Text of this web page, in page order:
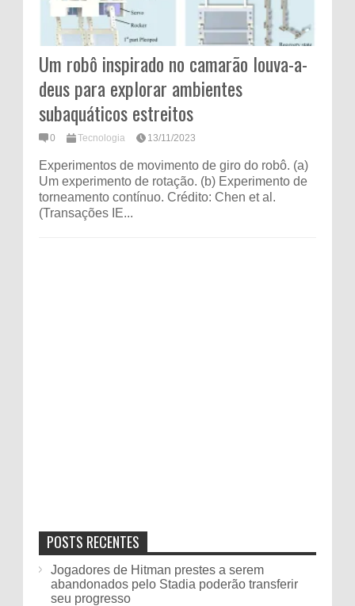
Um robô inspirado no camarão louva-a-
deus para explorar ambientes
subaquáticos estreitos
0 Tecnologia 13/11/2023
Experimentos de movimento de giro do robô. (a)
Um experimento de rotação. (b) Experimento de
torneamento contínuo. Crédito: Chen et al.
(Transações IE...
POSTS RECENTES
Jogadores de Hitman prestes a serem
abandonados pelo Stadia poderão transferir
seu progresso